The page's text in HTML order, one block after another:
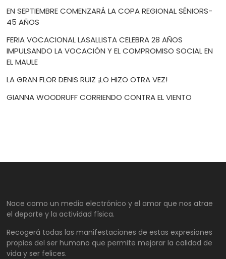
EN SEPTIEMBRE COMENZARÁ LA COPA REGIONAL SÉNIORS-
45 AÑOS
FERIA VOCACIONAL LASALLISTA CELEBRA 28 AÑOS
IMPULSANDO LA VOCACIÓN Y EL COMPROMISO SOCIAL EN
EL MAULE
LA GRAN FLOR DENIS RUIZ ¡LO HIZO OTRA VEZ!
GIANNA WOODRUFF CORRIENDO CONTRA EL VIENTO
Nace como un medio electrónico y el amor que nos atrae
el deporte y la actividad física.
Recogerá todas las manifestaciones de estas expresiones
propias del ser humano que permite mejorar la calidad de
vida y ser felices.